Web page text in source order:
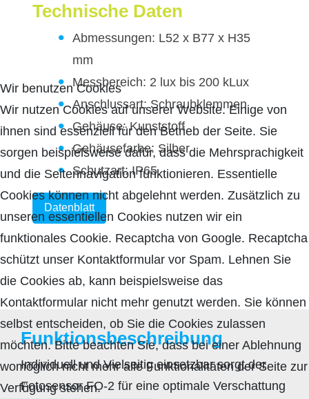
Technische Daten
Abmessungen: L52 x B77 x H35
mm
Messbereich: 2 lux bis 200 kLux
Anschlussart: Schraubklemmen
Gehäuse: Kunststoff
Gehäusefarbe: Silber
Schutzart: IP65
Datenblatt
Funktionsbeschreibung
Individuell und Vielseitig einsetzbar sorgt der
Fotosensor FO-2 für eine optimale Verschattung
Wir benutzen Cookies
Wir nutzen Cookies auf unserer Website. Einige von
ihnen sind essenziell für den Betrieb der Seite. Sie
sorgen beispielsweise dafür, dass die Mehrsprachigkeit
und die Seitennavigation funktionieren. Essentielle
Cookies können nicht abgelehnt werden. Zusätzlich zu
unseren essentiellen Cookies nutzen wir ein
funktionales Cookie. Recaptcha von Google. Recaptcha
schützt unser Kontaktformular vor Spam. Lehnen Sie
die Cookies ab, kann beispielsweise das
Kontaktformular nicht mehr genutzt werden. Sie können
selbst entscheiden, ob Sie die Cookies zulassen
möchten. Bitte beachten Sie, dass bei einer Ablehnung
womöglich nicht mehr alle Funktionalitäten der Seite zur
Verfügung stehen.